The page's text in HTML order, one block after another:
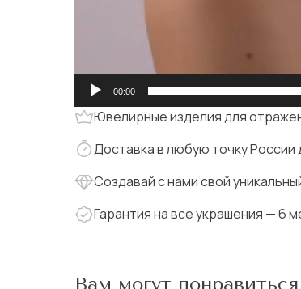
00:00
Ювелирные изделия для
Доставка в любую точку России
Создавай с нами свой
Гарантия на все украшения — 6
Вам могут понравиться